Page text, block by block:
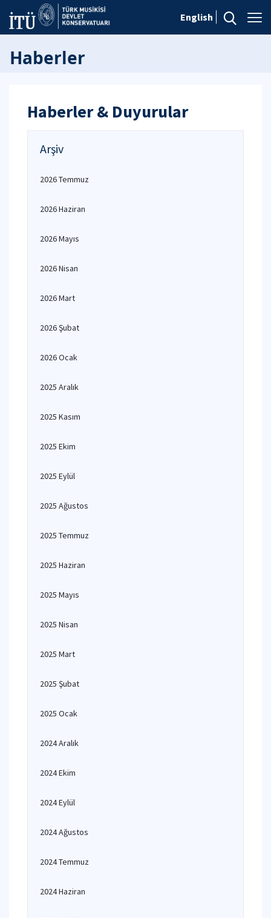
English
Haberler
Haberler & Duyurular
Arşiv
2026 Temmuz
2026 Haziran
2026 Mayıs
2026 Nisan
2026 Mart
2026 Şubat
2026 Ocak
2025 Aralık
2025 Kasım
2025 Ekim
2025 Eylül
2025 Ağustos
2025 Temmuz
2025 Haziran
2025 Mayıs
2025 Nisan
2025 Mart
2025 Şubat
2025 Ocak
2024 Aralık
2024 Ekim
2024 Eylül
2024 Ağustos
2024 Temmuz
2024 Haziran